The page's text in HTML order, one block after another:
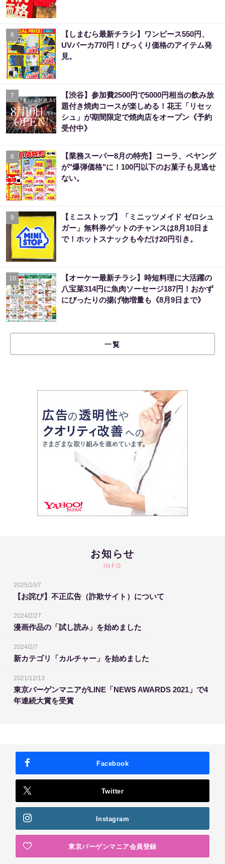
6
【しまむら最新チラシ】ワンピース550円、
UVパーカ770円！びっくり価格のアイテム発
見。
7
【渋谷】参加費2500円で5000円相当の飲み放
題付き焼肉コースが楽しめる！花王「リセッ
シュ」が期間限定で焼肉店をオープン《予約
受付中》
8
【業務スーパー8月の特売】コーラ、ペヤング
が"爆弾価格"に！100円以下のお菓子も見逃せ
ない。
9
【ミニストップ】「ミニッツメイド ゼロシュ
ガー」無料券ゲットのチャンスは8月10日ま
で！ホットスナックも今だけ20円引き。
10
【オーケー最新チラシ】時短料理に大活躍の
八宝菜314円に魚肉ソーセージ187円！おかず
にぴったりの揚げ物増量も《8月9日まで》
一覧
お知らせ
INFO
2025/10/7
【お詫び】不正広告（詐欺サイト）について
2024/2/27
漫画作品の「試し読み」を始めました
2024/2/7
新カテゴリ「カルチャー」を始めました
2021/12/13
東京バーゲンマニアがLINE「NEWS AWARDS 2021」で4
年連続大賞を受賞
Facebook
Twitter
Instagram
東京バーゲンマニア会員登録